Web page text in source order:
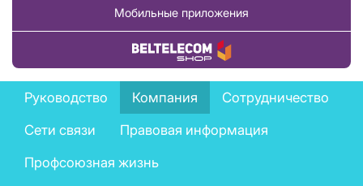
Мобильные приложения
Купить товар
Company
menu
Руководство Компания
Сотрудничество
Сети связи
Правовая информация
Профсоюзная жизнь